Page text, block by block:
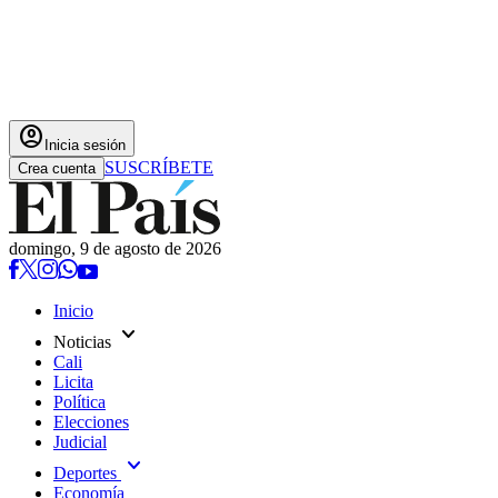
account_circle Inicia sesión
Crea cuenta SUSCRÍBETE
domingo, 9 de agosto de 2026
Inicio
Noticias expand_more
Cali
Licita
Política
Elecciones
Judicial
Deportes expand_more
Economía